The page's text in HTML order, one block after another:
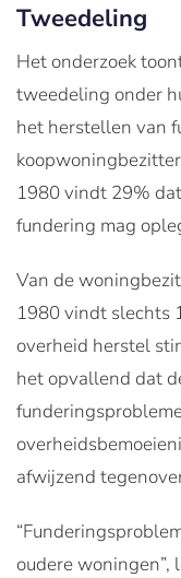
Tweedeling
Het onderzoek
tweedeling onder
het herstellen van
1980 vindt 29%
fundering mag
Van de
1980 vindt slechts
overheid herstel
het opvallend dat
afwijzend
oudere